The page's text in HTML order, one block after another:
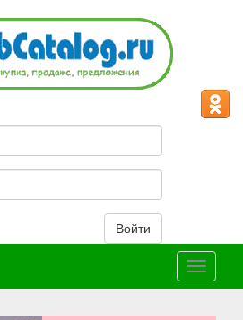
Войти
Меню